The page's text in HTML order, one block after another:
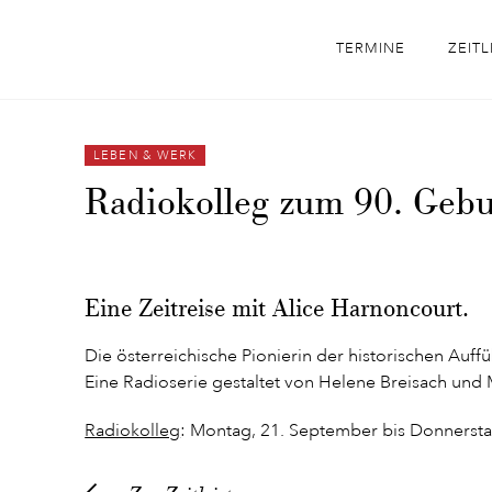
TERMINE
LEBEN & WERK
Radiokolleg zum 90.
Eine Zeitreise mit Alice Harnoncourt.
Die österreichische Pionierin der historischen
Eine Radioserie gestaltet von Helene Breisach und
Radiokolleg: Montag, 21. September bis